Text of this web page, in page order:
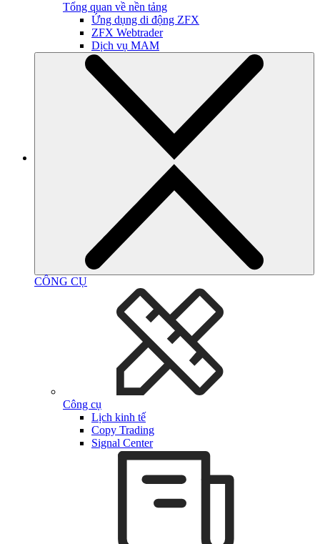
Tổng quan về nền tảng
Ứng dụng di động ZFX
ZFX Webtrader
Dịch vụ MAM
CÔNG CỤ
Công cụ
Lịch kinh tế
Copy Trading
Signal Center